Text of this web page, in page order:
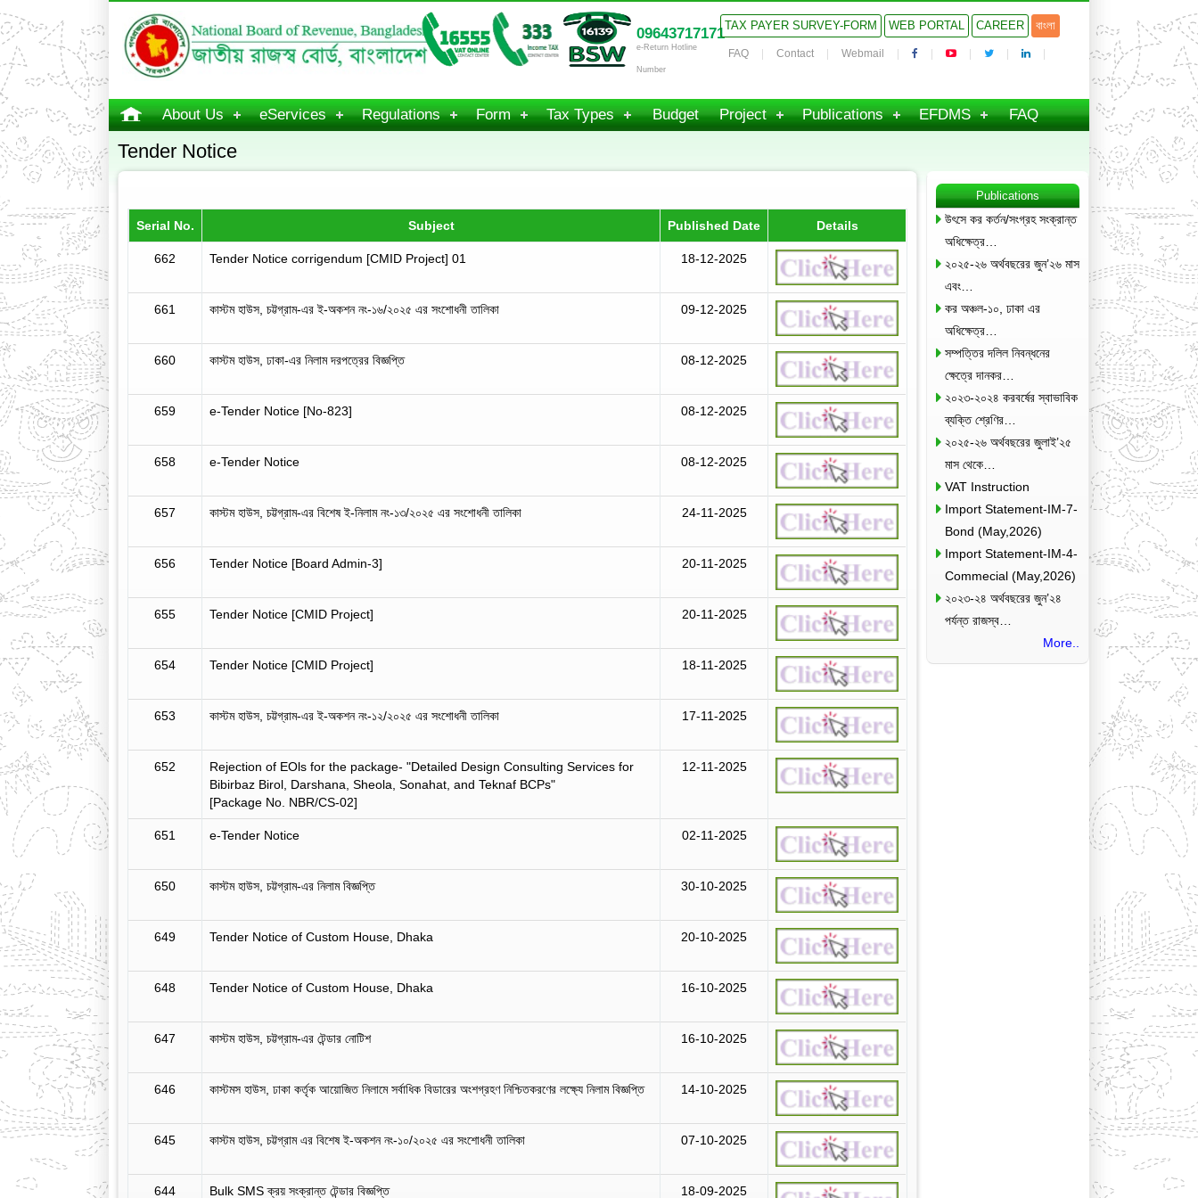
09643717171
e-Return Hotline
Number
TAX PAYER SURVEY-FORM WEB PORTAL CAREER বাংলা
FAQ Contact Webmail
About Us eServices Regulations Form Tax Types Budget Project Publications EFDMS FAQ
Tender Notice
Serial No. Subject Published Date Details
662 Tender Notice corrigendum [CMID Project] 01 18-12-2025
661 কাস্টম হাউস, চট্টগ্রাম-এর ই-অকশন নং-১৬/২০২৫ এর সংশোধনী তালিকা 09-12-2025
660 কাস্টম হাউস, ঢাকা-এর নিলাম দরপত্রের বিজ্ঞপ্তি 08-12-2025
659 e-Tender Notice [No-823] 08-12-2025
658 e-Tender Notice 08-12-2025
657 কাস্টম হাউস, চট্টগ্রাম-এর বিশেষ ই-নিলাম নং-১৩/২০২৫ এর সংশোধনী তালিকা 24-11-2025
656 Tender Notice [Board Admin-3] 20-11-2025
655 Tender Notice [CMID Project] 20-11-2025
654 Tender Notice [CMID Project] 18-11-2025
653 কাস্টম হাউস, চট্টগ্রাম-এর ই-অকশন নং-১২/২০২৫ এর সংশোধনী তালিকা 17-11-2025
652
Rejection of EOls for the package- "Detailed Design Consulting Services for
Bibirbaz Birol, Darshana, Sheola, Sonahat, and Teknaf BCPs"
[Package No. NBR/CS-02]
12-11-2025
651 e-Tender Notice 02-11-2025
650 কাস্টম হাউস, চট্টগ্রাম-এর নিলাম বিজ্ঞপ্তি 30-10-2025
649 Tender Notice of Custom House, Dhaka 20-10-2025
648 Tender Notice of Custom House, Dhaka 16-10-2025
647 কাস্টম হাউস, চট্টগ্রাম-এর টেন্ডার নোটিশ 16-10-2025
646 কাস্টমস হাউস, ঢাকা কর্তৃক আয়োজিত নিলামে সর্বাধিক বিডারের অংশগ্রহণ নিশ্চিতকরণের লক্ষ্যে নিলাম বিজ্ঞপ্তি 14-10-2025
645 কাস্টম হাউস, চট্টগ্রাম এর বিশেষ ই-অকশন নং-১০/২০২৫ এর সংশোধনী তালিকা 07-10-2025
644 Bulk SMS ক্রয় সংক্রান্ত টেন্ডার বিজ্ঞপ্তি 18-09-2025
Publications
উৎসে কর কর্তন/সংগ্রহ সংক্রান্ত
অধিক্ষেত্র…
২০২৫-২৬ অর্থবছরের জুন’২৬ মাস
এবং…
কর অঞ্চল-১০, ঢাকা এর
অধিক্ষেত্র…
সম্পত্তির দলিল নিবন্ধনের
ক্ষেত্রে দানকর…
২০২৩-২০২৪ করবর্ষের স্বাভাবিক
ব্যক্তি শ্রেণির…
২০২৫-২৬ অর্থবছরের জুলাই’২৫
মাস থেকে…
VAT Instruction
Import Statement-IM-7-
Bond (May,2026)
Import Statement-IM-4-
Commecial (May,2026)
২০২৩-২৪ অর্থবছরের জুন’২৪
পর্যন্ত রাজস্ব…
More..